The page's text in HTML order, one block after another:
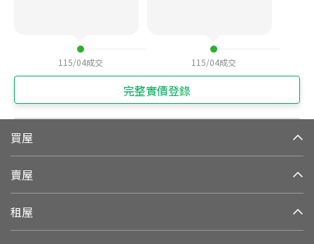
115/04成交 115/04成交
完整實價登錄
買屋
賣屋
租屋